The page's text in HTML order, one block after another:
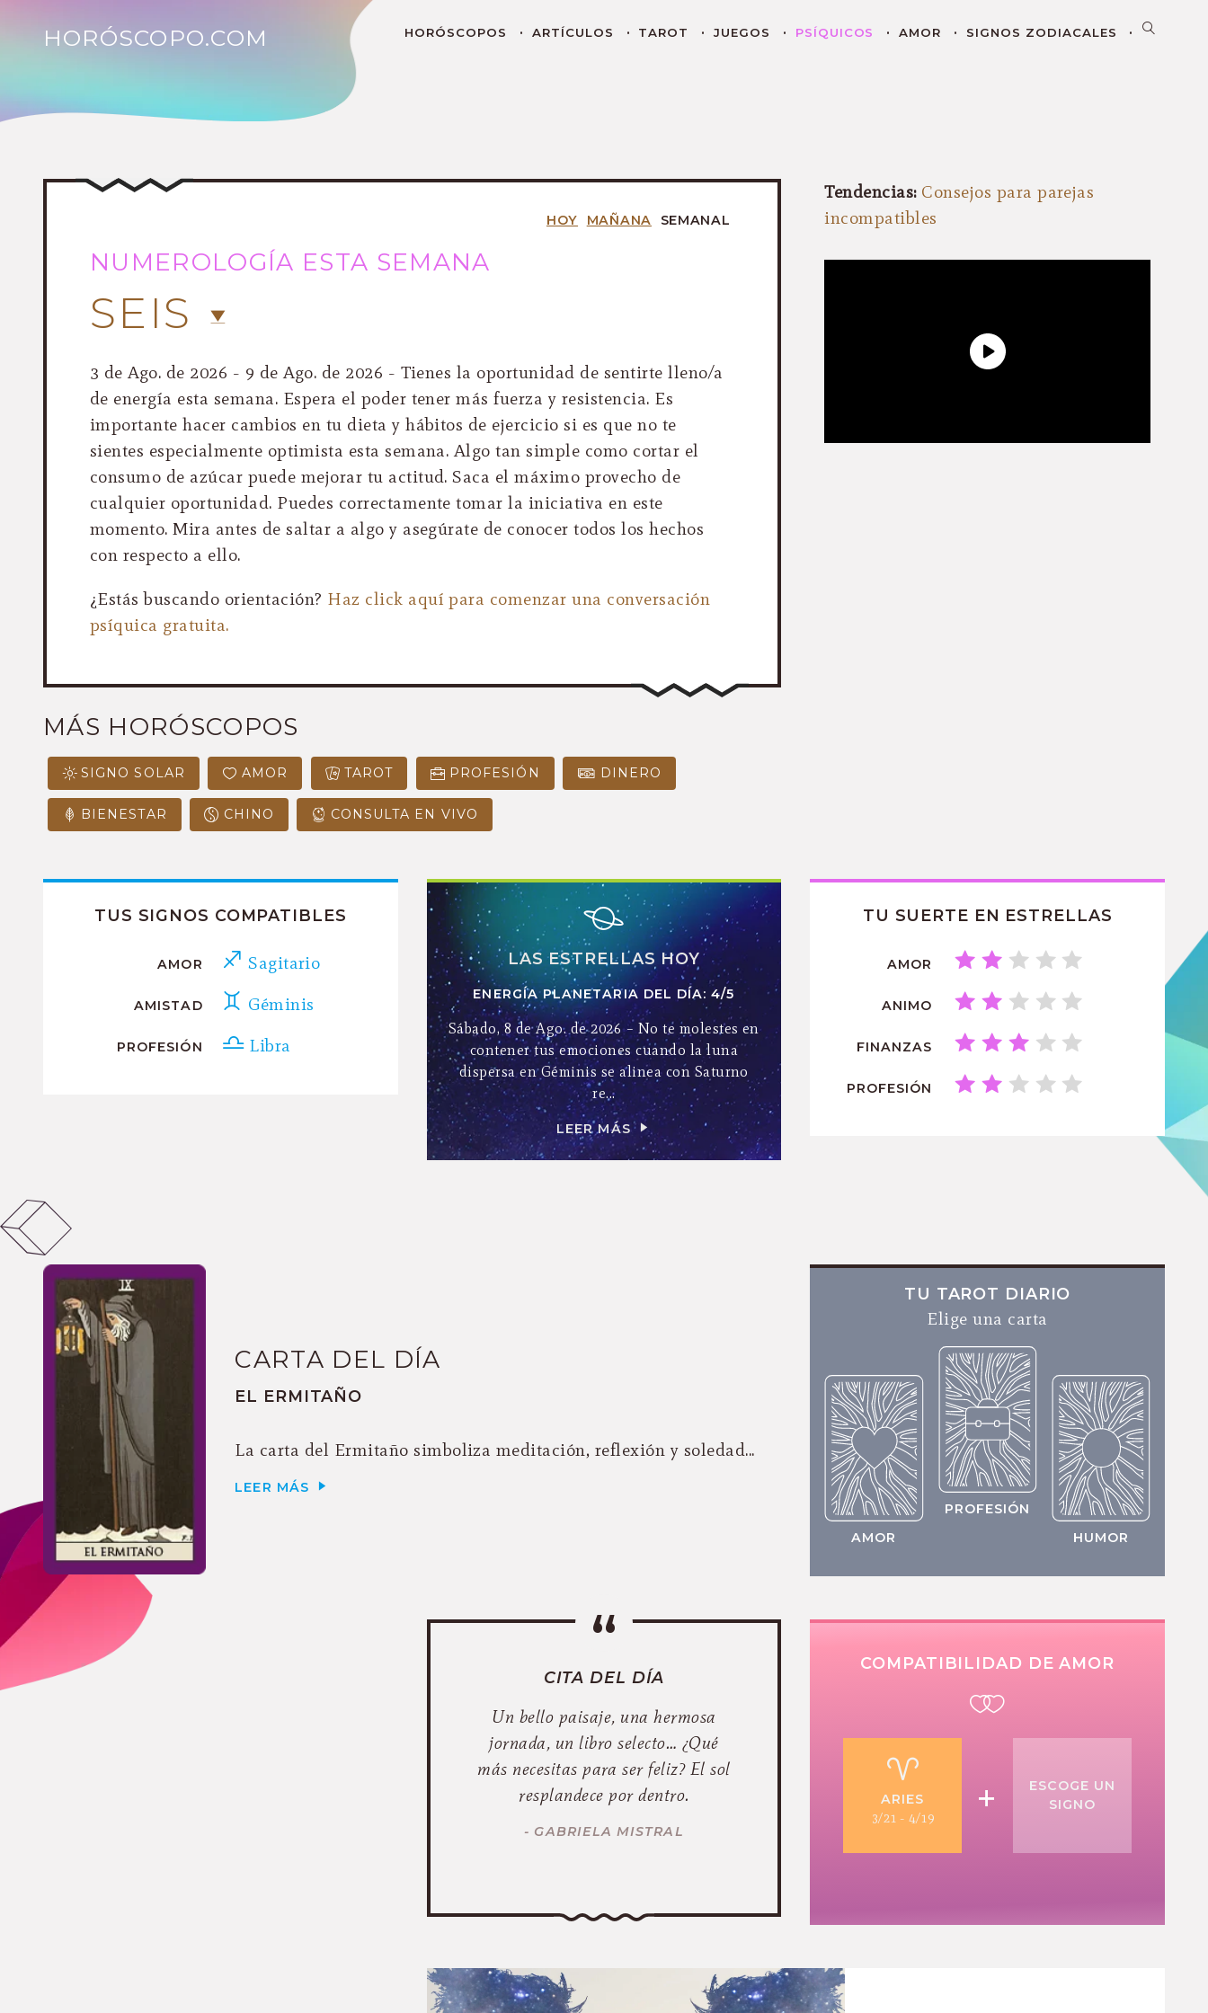
HORÓSCOPO.COM HORÓSCOPOS ARTÍCULOS TAROT JUEGOS PSÍQUICOS AMOR SIGNOS ZODIACALES
HOY MAÑANA SEMANAL
NUMEROLOGÍA ESTA SEMANA
SEIS
3 de Ago. de 2026 - 9 de Ago. de 2026 - Tienes la oportunidad de sentirte lleno/a
de energía esta semana. Espera el poder tener más fuerza y resistencia. Es
importante hacer cambios en tu dieta y hábitos de ejercicio si es que no te
sientes especialmente optimista esta semana. Algo tan simple como cortar el
consumo de azúcar puede mejorar tu actitud. Saca el máximo provecho de
cualquier oportunidad. Puedes correctamente tomar la iniciativa en este
momento. Mira antes de saltar a algo y asegúrate de conocer todos los hechos
con respecto a ello.
¿Estás buscando orientación? Haz click aquí para comenzar una conversación
psíquica gratuita.
MÁS HORÓSCOPOS
SIGNO SOLAR AMOR TAROT PROFESIÓN DINERO
BIENESTAR CHINO CONSULTA EN VIVO
Tendencias: Consejos para parejas
incompatibles
TUS SIGNOS COMPATIBLES
AMOR Sagitario
AMISTAD Géminis
PROFESIÓN Libra
LAS ESTRELLAS HOY
ENERGÍA PLANETARIA DEL DÍA: 4/5
Sábado, 8 de Ago. de 2026 – No te molestes en
contener tus emociones cuando la luna
dispersa en Géminis se alinea con Saturno
re...
LEER MÁS
TU SUERTE EN ESTRELLAS
AMOR
ANIMO
FINANZAS
PROFESIÓN
CARTA DEL DÍA
EL ERMITAÑO
La carta del Ermitaño simboliza meditación, reflexión y soledad...
LEER MÁS
TU TAROT DIARIO
Elige una carta
AMOR
PROFESIÓN
HUMOR
CITA DEL DÍA
Un bello paisaje, una hermosa
jornada, un libro selecto… ¿Qué
más necesitas para ser feliz? El sol
resplandece por dentro.
- GABRIELA MISTRAL
COMPATIBILIDAD DE AMOR
ARIES
3/21 - 4/19
+
ESCOGE UN
SIGNO